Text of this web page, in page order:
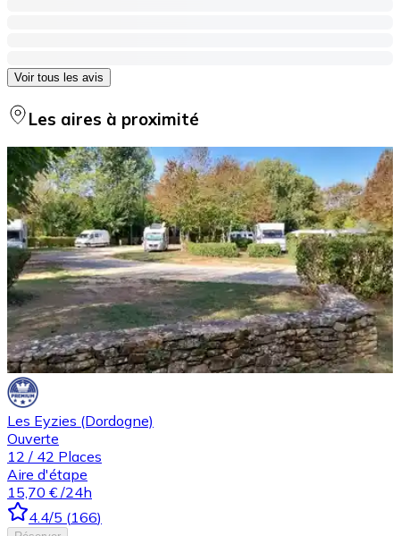
Voir tous les avis
Les aires à proximité
Les Eyzies (Dordogne)
Ouverte
12 / 42 Places
Aire d'étape
15,70 € /24h
4.4/5 (166)